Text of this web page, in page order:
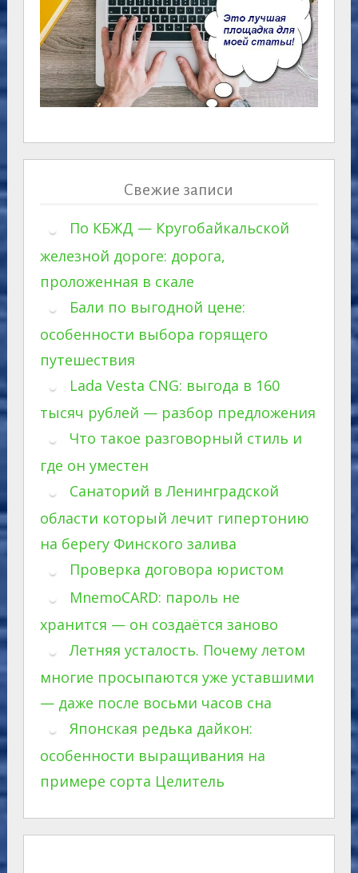
Свежие записи
По КБЖД — Кругобайкальской
железной дороге: дорога,
проложенная в скале
Бали по выгодной цене:
особенности выбора горящего
путешествия
Lada Vesta CNG: выгода в 160
тысяч рублей — разбор предложения
Что такое разговорный стиль и
где он уместен
Санаторий в Ленинградской
области который лечит гипертонию
на берегу Финского залива
Проверка договора юристом
MnemoCARD: пароль не
хранится — он создаётся заново
Летняя усталость. Почему летом
многие просыпаются уже уставшими
— даже после восьми часов сна
Японская редька дайкон:
особенности выращивания на
примере сорта Целитель